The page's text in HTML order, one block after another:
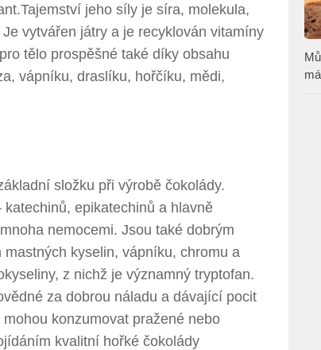
jeho síly je síra, molekula,
vytvářen játry a je recyklován vitamíny
tělo prospěšné také díky obsahu
vápníku, draslíku, hořčíku, mědi,
složku při výrobě čokolády.
epikatechinů a hlavně
nemocemi. Jsou také dobrým
kyselin, vápníku, chromu a
z nichž je významný tryptofan.
za dobrou náladu a dávající pocit
konzumovat pražené nebo
kvalitní hořké čokolády